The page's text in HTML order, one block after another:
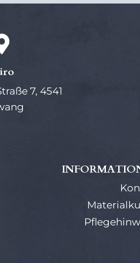
7, 4541